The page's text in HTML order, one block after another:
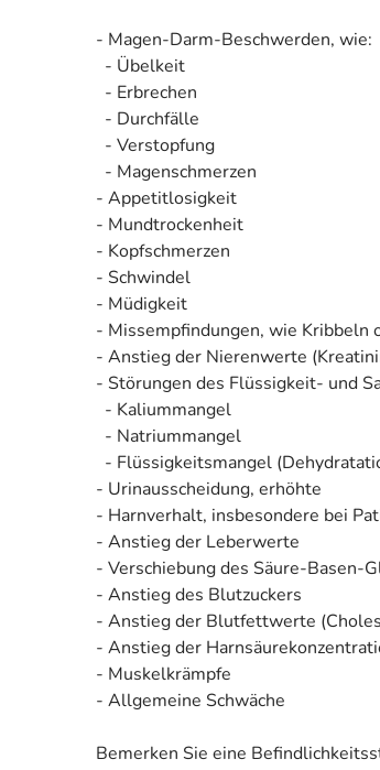
- Magen-Darm-Beschwerden, wie:
- Übelkeit
- Erbrechen
- Durchfälle
- Verstopfung
- Magenschmerzen
- Appetitlosigkeit
- Mundtrockenheit
- Kopfschmerzen
- Schwindel
- Müdigkeit
- Missempfindungen, wie Kribbeln
- Anstieg der Nierenwerte
- Störungen des Flüssigkeit- und
- Kaliummangel
- Natriummangel
- Flüssigkeitsmangel
- Urinausscheidung, erhöhte
- Harnverhalt, insbesondere bei
- Anstieg der Leberwerte
- Verschiebung des Säure-Basen-
- Anstieg des Blutzuckers
- Anstieg der Blutfettwerte
- Anstieg der
- Muskelkrämpfe
- Allgemeine Schwäche
Bemerken Sie eine